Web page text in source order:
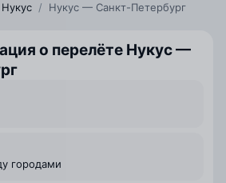
Нукус / Нукус — Санкт-Петербург
о перелёте Нукус —
городами